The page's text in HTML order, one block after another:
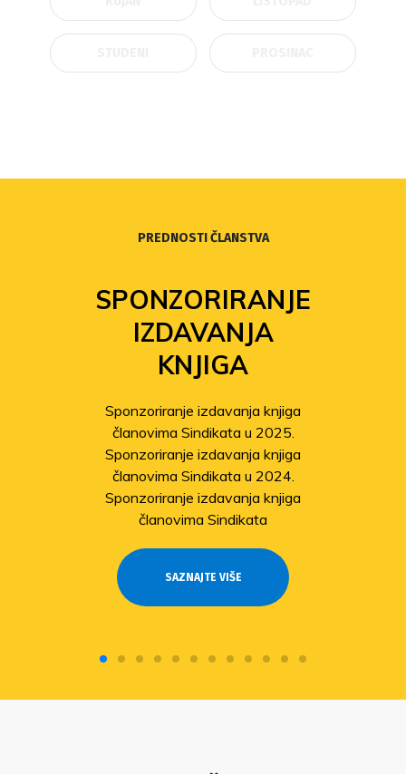
PREDNOSTI ČLANSTVA
SPONZORIRANJE
IZDAVANJA
KNJIGA
Sponzoriranje izdavanja knjiga
članovima Sindikata u 2025.
Sponzoriranje izdavanja knjiga
članovima Sindikata u 2024.
Sponzoriranje izdavanja knjiga
članovima Sindikata
SAZNAJTE VIŠE